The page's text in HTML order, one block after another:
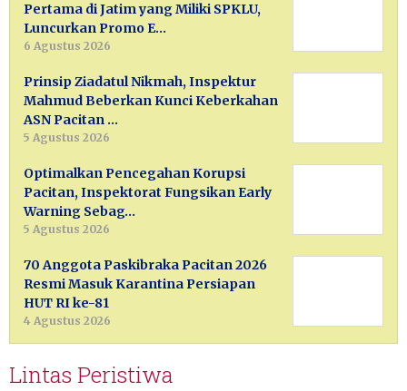
Pertama di Jatim yang Miliki SPKLU,
Luncurkan Promo E…
6 Agustus 2026
Prinsip Ziadatul Nikmah, Inspektur
Mahmud Beberkan Kunci Keberkahan
ASN Pacitan …
5 Agustus 2026
Optimalkan Pencegahan Korupsi
Pacitan, Inspektorat Fungsikan Early
Warning Sebag…
5 Agustus 2026
70 Anggota Paskibraka Pacitan 2026
Resmi Masuk Karantina Persiapan
HUT RI ke-81
4 Agustus 2026
Lintas Peristiwa